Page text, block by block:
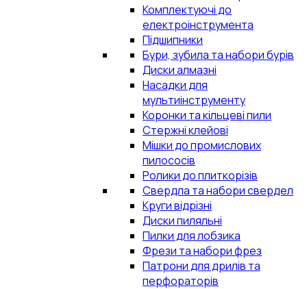
Комплектуючі до
електроінструмента
Підшипники
Бури, зубила та набори бурів
Диски алмазні
Насадки для
мультиінструменту
Коронки та кільцеві пили
Стержні клейові
Мішки до промислових
пилососів
Ролики до плиткорізів
Свердла та набори свердел
Круги відрізні
Диски пиляльні
Пилки для лобзика
Фрези та набори фрез
Патрони для дрилів та
перфораторів